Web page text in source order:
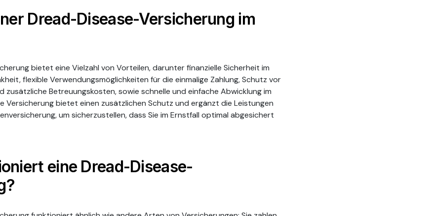
Dread-Disease-Versicherung im
bietet eine Vielzahl von Vorteilen, darunter finanzielle Sicherheit im
flexible Verwendungsmöglichkeiten für die einmalige Zahlung, Schutz vor
zusätzliche Betreuungskosten, sowie schnelle und einfache Abwicklung im
Versicherung bietet einen zusätzlichen Schutz und ergänzt die Leistungen
um sicherzustellen, dass Sie im Ernstfall optimal abgesichert
eine Dread-Disease-